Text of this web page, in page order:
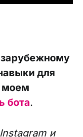
для
моем
бота.
и